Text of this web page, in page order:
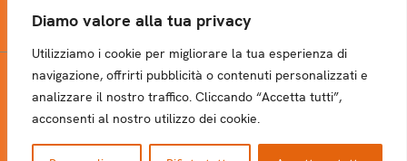
Diamo valore alla tua privacy
Utilizziamo i cookie per migliorare la tua esperienza di
navigazione, offrirti pubblicità o contenuti personalizzati e
analizzare il nostro traffico. Cliccando “Accetta tutti”,
acconsenti al nostro utilizzo dei cookie.
NEWSLETTER